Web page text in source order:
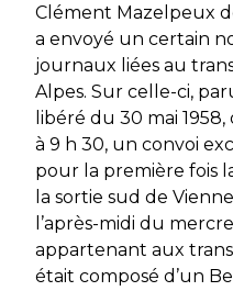
Clément Mazelpeux
a envoyé un certain
journaux liées au
Alpes. Sur celle-ci,
libéré du 30 mai
à 9 h 30, un convoi
pour la première fois
la sortie sud de
l’après-midi du
appartenant aux
était composé d’un